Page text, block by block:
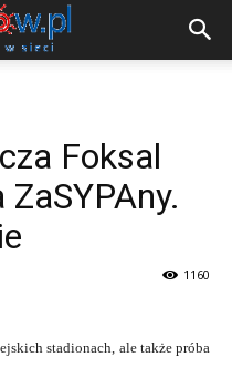
Foksal
1160
stadionach, ale także próba